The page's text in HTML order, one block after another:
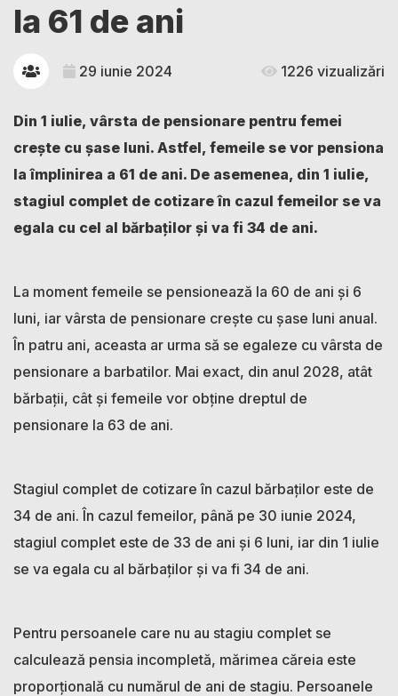
la 61 de ani
29 iunie 2024 1226 vizualizări
Din 1 iulie, vârsta de pensionare pentru femei
crește cu șase luni. Astfel, femeile se vor pensiona
la împlinirea a 61 de ani. De asemenea, din 1 iulie,
stagiul complet de cotizare în cazul femeilor se va
egala cu cel al bărbaților și va fi 34 de ani.
La moment femeile se pensionează la 60 de ani și 6
luni, iar vârsta de pensionare crește cu șase luni anual.
În patru ani, aceasta ar urma să se egaleze cu vârsta de
pensionare a barbatilor. Mai exact, din anul 2028, atât
bărbații, cât și femeile vor obține dreptul de
pensionare la 63 de ani.
Stagiul complet de cotizare în cazul bărbaților este de
34 de ani. În cazul femeilor, până pe 30 iunie 2024,
stagiul complet este de 33 de ani și 6 luni, iar din 1 iulie
se va egala cu al bărbaților și va fi 34 de ani.
Pentru persoanele care nu au stagiu complet se
calculează pensia incompletă, mărimea căreia este
proporțională cu numărul de ani de stagiu. Persoanele